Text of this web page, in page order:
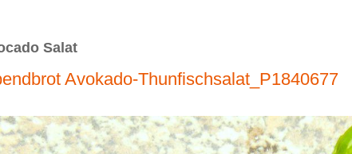
Salat
Avokado-Thunfischsalat_P1840677